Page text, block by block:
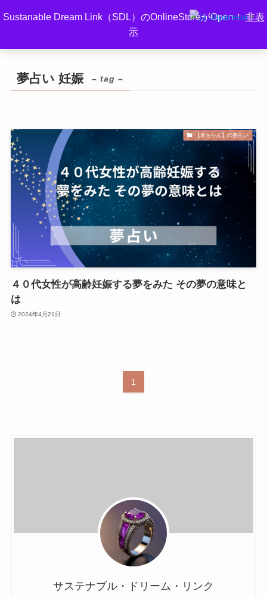
Sustanable Dream Link（SDL）のOnlineStoreがOpen！非表
示
夢占い 妊娠 – tag –
【赤ちゃん】の夢占い
４０代女性が高齢妊娠する夢をみた その夢の意味と
は
2024年4月21日
1
サステナブル・ドリーム・リンク
Japanese ▼